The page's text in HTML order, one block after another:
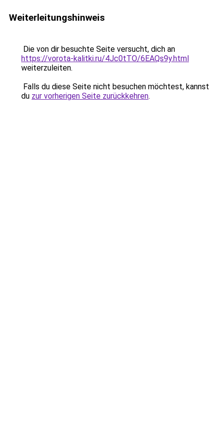
Weiterleitungshinweis
Die von dir besuchte Seite versucht, dich an
https://vorota-kalitki.ru/4Jc0tTO/6EAQs9y.html
weiterzuleiten.
Falls du diese Seite nicht besuchen möchtest, kannst
du zur vorherigen Seite zurückkehren.